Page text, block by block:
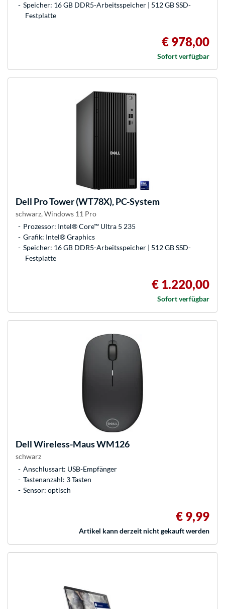
Speicher: 16 GB DDR5-Arbeitsspeicher | 512 GB SSD-
Festplatte
€ 978,00
Sofort verfügbar
Dell Pro Tower (WT78X), PC-System
schwarz, Windows 11 Pro
Prozessor: Intel® Core™ Ultra 5 235
Grafik: Intel® Graphics
Speicher: 16 GB DDR5-Arbeitsspeicher | 512 GB SSD-
Festplatte
€ 1.220,00
Sofort verfügbar
DellWireless-Maus WM126
schwarz
Anschlussart: USB-Empfänger
Tastenanzahl: 3 Tasten
Sensor: optisch
€ 9,99
Artikel kann derzeit nicht gekauft werden